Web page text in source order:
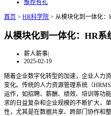
推荐有礼
首页 > HR科学院 > 从模块化到一体化：
从模块化到一体化：HR系
薪人薪事|
2025-02-19
随着企业数字化转型的加速，企业人力
变化。传统的人力资源管理系统（
运作，如招聘、薪酬、绩效、培训等功
求的日益复杂和企业规模的不断扩大，
性，尤其是在数据共享、跨部门协作和